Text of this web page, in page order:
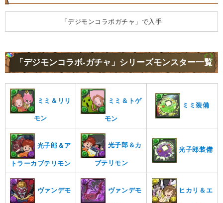
「デジモンコラボガチャ」で入手
「デジモンコラボ-ガチャ」シリーズモンスター一覧
ミミ＆リリ
モン
ミミ＆トゲ
モン
ミミ装備
光子郎＆ア
トラーカブテリモン
光子郎＆カ
ブテリモン
光子郎装備
ヴァンデモ ヴァンデモ ヒカリ＆エ